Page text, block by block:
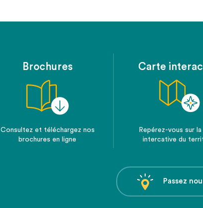
Brochures
Consultez et téléchargez nos
brochures en ligne
Carte
Repérez-vous sur
intercative du
Passez